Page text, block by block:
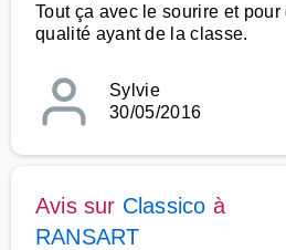
Tout ça avec le sourire et
qualité ayant de la classe.
Sylvie
30/05/2016
Avis sur Classico à
RANSART